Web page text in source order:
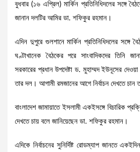
বুধবার (১৬ এপ্রিল) মার্কিন প্রতিনিধিদলের সঙ্গে
জানান দলটির আমির ডা. শফিকুর রহমান।
এদিন দুপুরে গুলশানে মার্কিন প্রতিনিধিদলের সঙ্গে
ঘণ্টাখানেক বৈঠকের পরে সাংবাদিকদের তিনি
সরকারের প্রধান উপদেষ্টা ড. মুহাম্মদ ইউনূসের
তার দল। আগামী রমজানের আগে নির্বাচন দেখতে চান
বাংলাদেশ জামায়াতে ইসলামী একইসঙ্গে বিচারিক
দেখতে চায় বলে জানিয়েছেন ডা. শফিকুর রহমান।
এদিকে নির্বাচনের সুনির্দিষ্ট রোডম্যাপ জানতে